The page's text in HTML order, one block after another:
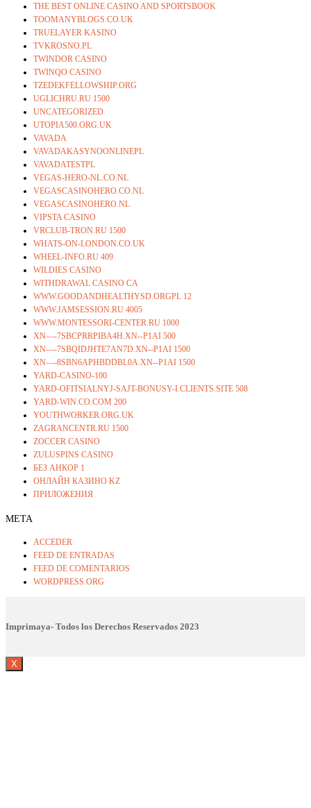
THE BEST ONLINE CASINO AND SPORTSBOOK
TOOMANYBLOGS.CO.UK
TRUELAYER KASINO
TVKROSNO.PL
TWINDOR CASINO
TWINQO CASINO
TZEDEKFELLOWSHIP.ORG
UGLICHRU.RU 1500
UNCATEGORIZED
UTOPIA500.ORG.UK
VAVADA
VAVADAKASYNOONLINEPL
VAVADATESTPL
VEGAS-HERO-NL.CO.NL
VEGASCASINOHERO.CO.NL
VEGASCASINOHERO.NL
VIPSTA CASINO
VRCLUB-TRON.RU 1500
WHATS-ON-LONDON.CO.UK
WHEEL-INFO.RU 409
WILDIES CASINO
WITHDRAWAL CASINO CA
WWW.GOODANDHEALTHYSD.ORGPL 12
WWW.JAMSESSION.RU 4005
WWW.MONTESSORI-CENTER.RU 1000
XN—-7SBCPRRPIBA4H.XN--P1AI 500
XN—-7SBQIDJHTE7AN7D.XN--P1AI 1500
XN—-8SBN6APHBDDBL0A.XN--P1AI 1500
YARD-CASINO-100
YARD-OFITSIALNYJ-SAJT-BONUSY-I.CLIENTS.SITE 508
YARD-WIN.CO.COM 200
YOUTHWORKER.ORG.UK
ZAGRANCENTR.RU 1500
ZOCCER CASINO
ZULUSPINS CASINO
БЕЗ АНКОР 1
ОНЛАЙН КАЗИНО KZ
ПРИЛОЖЕНИЯ
META
ACCEDER
FEED DE ENTRADAS
FEED DE COMENTARIOS
WORDPRESS.ORG
Imprimaya- Todos los Derechos Reservados 2023
X